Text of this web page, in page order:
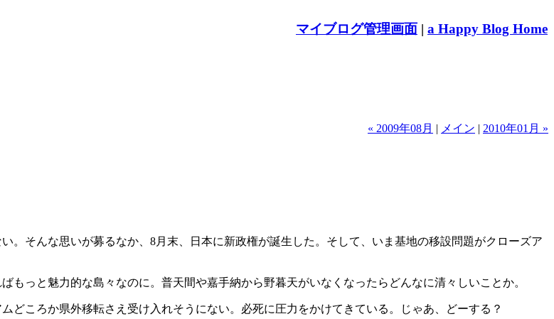
マイブログ管理画面 | a Happy Blog Home
« 2009年08月 | メイン | 2010年01月 »
。そんな思いが募るなか、8月末、日本に新政権が誕生した。そして、いま基地の移設問題がクローズア
っと魅力的な島々なのに。普天間や嘉手納から野暮天がいなくなったらどんなに清々しいことか。
どころか県外移転さえ受け入れそうにない。必死に圧力をかけてきている。じゃあ、どーする？